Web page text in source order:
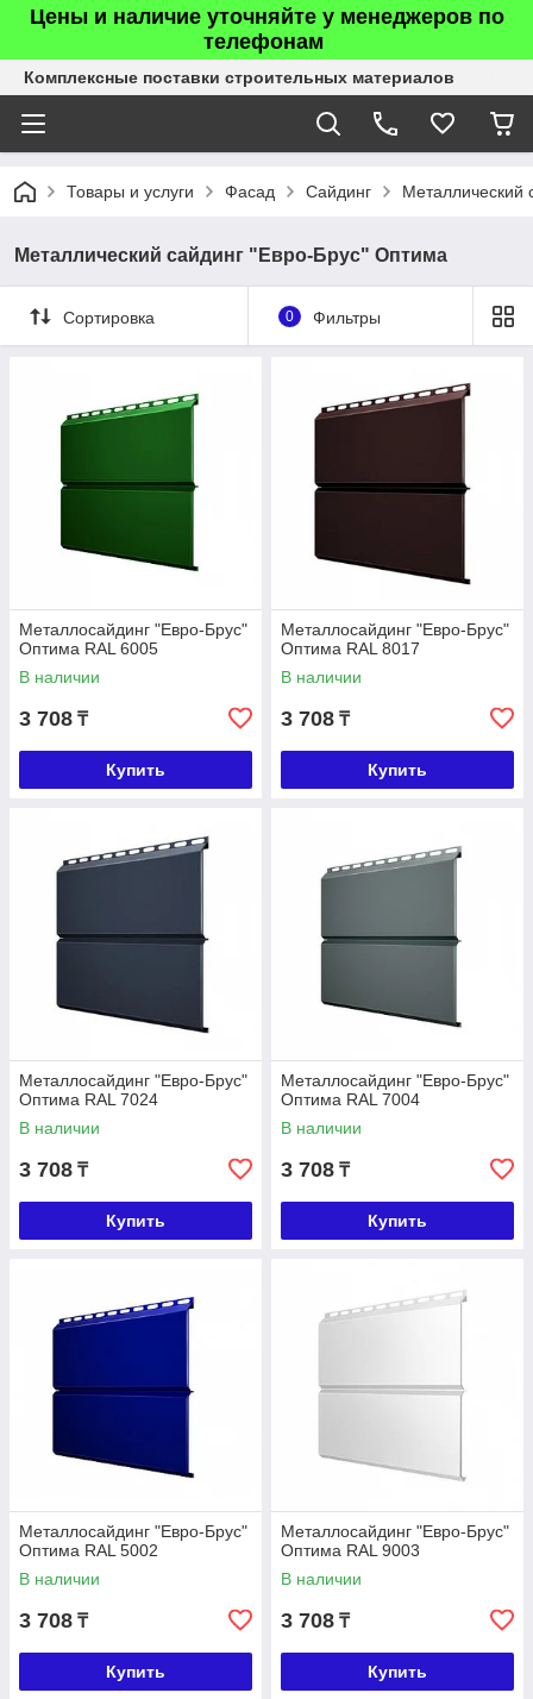
Цены и наличие уточняйте у менеджеров по
телефонам
Комплексные поставки строительных материалов
Товары и услуги Фасад Сайдинг Металлический
Металлический сайдинг "Евро-Брус" Оптима
Сортировка 0 Фильтры
Металлосайдинг "Евро-Брус"
Оптима RAL 6005
В наличии
3 708 ₸
Купить
Металлосайдинг "Евро-Брус"
Оптима RAL 8017
В наличии
3 708 ₸
Купить
Металлосайдинг "Евро-Брус"
Оптима RAL 7024
В наличии
3 708 ₸
Купить
Металлосайдинг "Евро-Брус"
Оптима RAL 7004
В наличии
3 708 ₸
Купить
Металлосайдинг "Евро-Брус"
Оптима RAL 5002
В наличии
3 708 ₸
Купить
Металлосайдинг "Евро-Брус"
Оптима RAL 9003
В наличии
3 708 ₸
Купить